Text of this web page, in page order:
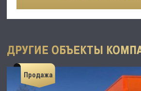
ДРУГИЕ ОБЪЕКТЫ
Продажа